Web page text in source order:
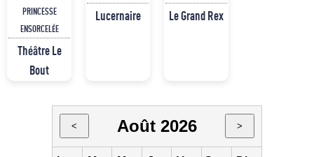
PRINCESSE
ENSORCELÉE
Théâtre Le
Bout
Lucernaire Le Grand Rex
< Août 2026 >